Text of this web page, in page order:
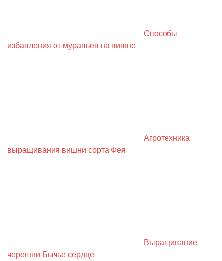
Способы
избавления от муравьев на вишне
Агротехника
выращивания вишни сорта Фея
Выращивание
черешни Бычье сердце